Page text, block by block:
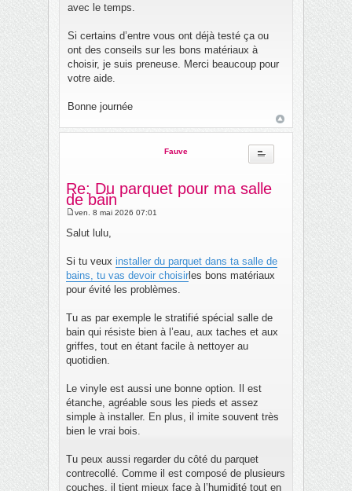
avec le temps.
Si certains d’entre vous ont déjà testé ça ou
ont des conseils sur les bons matériaux à
choisir, je suis preneuse. Merci beaucoup pour
votre aide.
Bonne journée
Fauve
Re: Du parquet pour ma salle
de bain
e
s
e
ven. 8 mai 2026 07:01
Salut lulu,
Si tu veux installer du parquet dans ta salle de
bains, tu vas devoir choisir les bons matériaux
pour évité les problèmes.
Tu as par exemple le stratifié spécial salle de
bain qui résiste bien à l’eau, aux taches et aux
griffes, tout en étant facile à nettoyer au
quotidien.
Le vinyle est aussi une bonne option. Il est
étanche, agréable sous les pieds et assez
simple à installer. En plus, il imite souvent très
bien le vrai bois.
Tu peux aussi regarder du côté du parquet
contrecollé. Comme il est composé de plusieurs
couches, il tient mieux face à l’humidité tout en